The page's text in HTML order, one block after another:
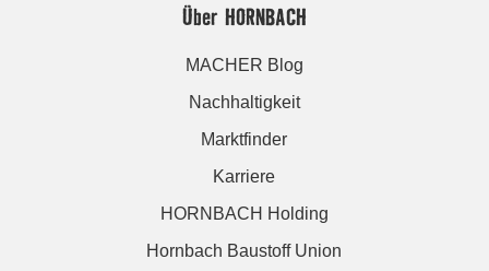
Über HORNBACH
MACHER Blog
Nachhaltigkeit
Marktfinder
Karriere
HORNBACH Holding
Hornbach Baustoff Union